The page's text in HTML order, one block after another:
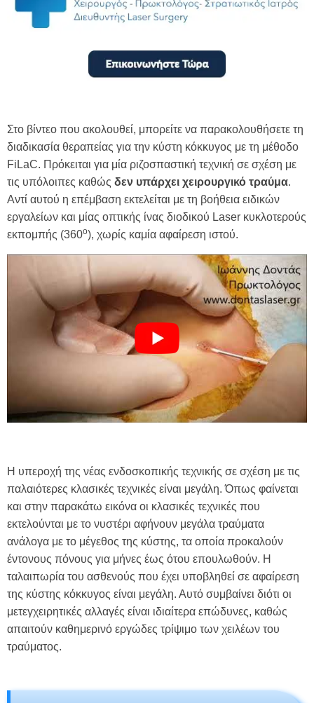
Στο βίντεο που ακολουθεί, μπορείτε να παρακολουθήσετε τη
διαδικασία θεραπείας για την κύστη κόκκυγος με τη μέθοδο
FiLaC. Πρόκειται για μία ριζοσπαστική τεχνική σε σχέση με
τις υπόλοιπες καθώς δεν υπάρχει χειρουργικό τραύμα.
Αντί αυτού η επέμβαση εκτελείται με τη βοήθεια ειδικών
εργαλείων και μίας οπτικής ίνας διοδικού Laser κυκλοτερούς
εκπομπής (360o), χωρίς καμία αφαίρεση ιστού.
Η υπεροχή της νέας ενδοσκοπικής τεχνικής σε σχέση με τις
παλαιότερες κλασικές τεχνικές είναι μεγάλη. Όπως φαίνεται
και στην παρακάτω εικόνα οι κλασικές τεχνικές που
εκτελούνται με το νυστέρι αφήνουν μεγάλα τραύματα
ανάλογα με το μέγεθος της κύστης, τα οποία προκαλούν
έντονους πόνους για μήνες έως ότου επουλωθούν. Η
ταλαιπωρία του ασθενούς που έχει υποβληθεί σε αφαίρεση
της κύστης κόκκυγος είναι μεγάλη. Αυτό συμβαίνει διότι οι
μετεγχειρητικές αλλαγές είναι ιδιαίτερα επώδυνες, καθώς
απαιτούν καθημερινό εργώδες τρίψιμο των χειλέων του
τραύματος.